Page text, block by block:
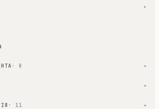
▾
· 8 ▾
▾
· 11 ▾